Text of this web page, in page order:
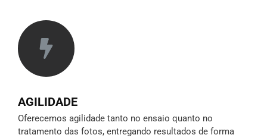
AGILIDADE
Oferecemos agilidade tanto no ensaio quanto no
tratamento das fotos, entregando resultados de forma